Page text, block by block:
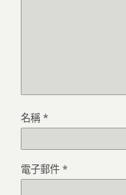
名稱 *
電子郵件 *